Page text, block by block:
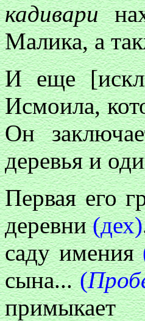
кадивари
Малика, а
И еще
Исмоила,
Он
деревья и
Первая его
деревни(дех)
саду имения
сына...(